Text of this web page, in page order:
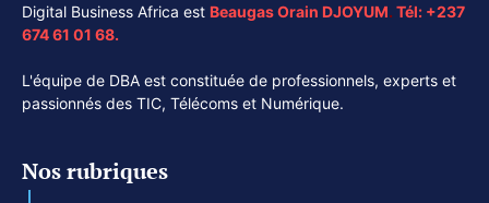
Digital Business Africa est Beaugas Orain DJOYUM. Tél: +237
674 61 01 68.
L'équipe de DBA est constituée de professionnels, experts et
passionnés des TIC, Télécoms et Numérique.
Nos rubriques